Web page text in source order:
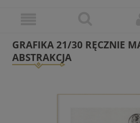
GRAFIKA 21/30 RĘCZNIE
ABSTRAKCJA